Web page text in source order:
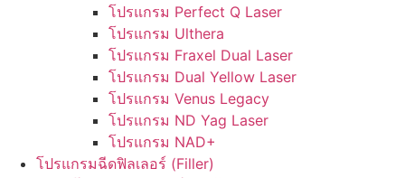
โปรแกรม Perfect Q Laser
โปรแกรม Ulthera
โปรแกรม Fraxel Dual Laser
โปรแกรม Dual Yellow Laser
โปรแกรม Venus Legacy
โปรแกรม ND Yag Laser
โปรแกรม NAD+
โปรแกรมฉีดฟิลเลอร์ (Filler)